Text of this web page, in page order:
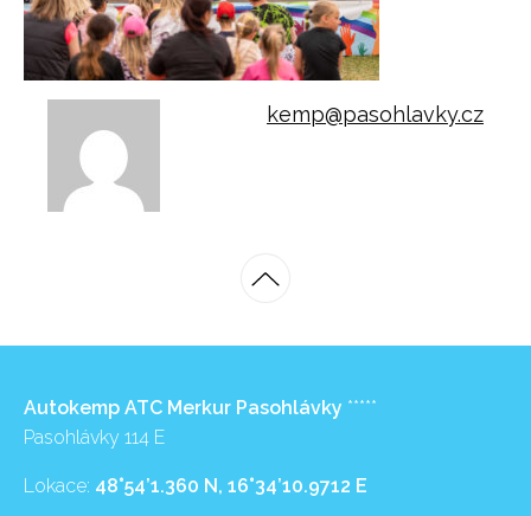
kemp@pasohlavky.cz
Autokemp ATC Merkur Pasohlávky *****
Pasohlávky 114 E
Lokace: 48°54’1.360 N, 16°34’10.9712 E